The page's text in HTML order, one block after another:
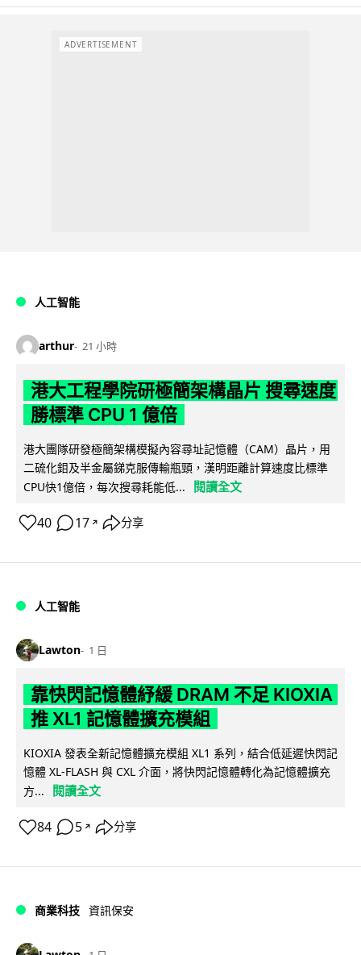
ADVERTISEMENT
人工智能
arthur 21 小時
港大工程學院研極簡架構晶片 搜尋速度
勝標準 CPU 1 億倍
港大團隊研發極簡架構模擬內容尋址記憶體（CAM）晶片，用
二硫化鉬及半金屬銻克服傳輸瓶頸，漢明距離計算速度比標準
CPU快1億倍，每次搜尋耗能低...
閱讀全文
40 17 ↗ 分享
人工智能
Lawton 1 日
靠快閃記憶體紓緩 DRAM 不足 KIOXIA
推 XL1 記憶體擴充模組
KIOXIA 發表全新記憶體擴充模組 XL1 系列，結合低延遲快閃記
憶體 XL-FLASH 與 CXL 介面，將快閃記憶體轉化為記憶體擴充
方...
閱讀全文
84 5 ↗ 分享
商業科技 資訊保安